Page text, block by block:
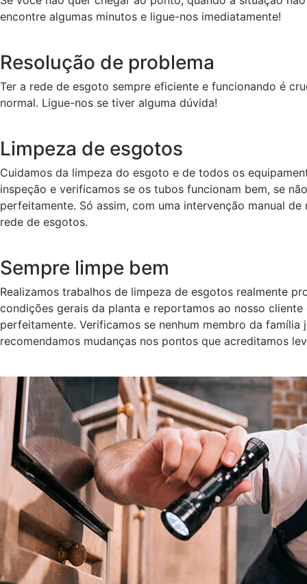
encontre algumas minutos e ligue-nos imediatamente!
Resolução de problema
Ter a rede de esgoto sempre eficiente e funcionando é
normal. Ligue-nos se tiver alguma dúvida!
Limpeza de esgotos
Cuidamos da limpeza do esgoto e de todos os
inspeção e verificamos se os tubos funcionam bem, se
perfeitamente. Só assim, com uma intervenção manual
rede de esgotos.
Sempre limpe bem
Realizamos trabalhos de limpeza de esgotos realmente
condições gerais da planta e reportamos ao nosso
perfeitamente. Verificamos se nenhum membro da
recomendamos mudanças nos pontos que acreditamos